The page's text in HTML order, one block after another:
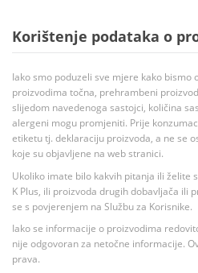
Korištenje podataka o
Iako smo poduzeli sve mjere kako
proizvodima točna, prehrambeni
slijedom navedenoga sastojci, količina
alergeni mogu promjeniti. Prije
etiketu tj. deklaraciju proizvoda, a ne se
koje su objavljene na web stranici.
Ukoliko imate bilo kakvih pitanja ili želite
K Plus, ili proizvoda drugih dobavljača ili
se s povjerenjem na Službu za Korisnike.
Iako se informacije o proizvodima
nije odgovoran za netočne informacije.
prava.